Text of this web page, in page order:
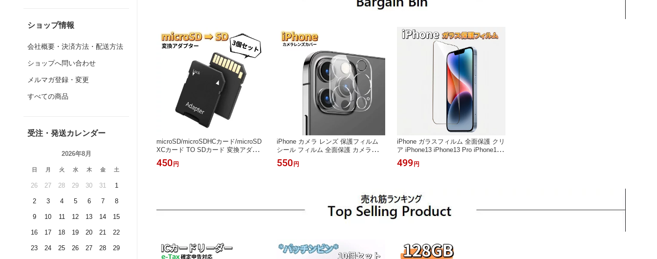
ショップ情報
会社概要・決済方法・配送方法
ショップへ問い合わせ
メルマガ登録・変更
すべての商品
受注・発送カレンダー
2026年8月
日 月 火 水 木 金 土
26 27 28 29 30 31 1
2 3 4 5 6 7 8
9 10 11 12 13 14 15
16 17 18 19 20 21 22
23 24 25 26 27 28 29
microSD/microSDHCカード/microSD
XCカード TO SDカード 変換アダプ
タ microSD→SD変換アダプター m
icrosd sd 変換 SDカード 変換アダプ
450 円
iPhone カメラ レンズ 保護フィルム
シール フィルム 全面保護 カメラカバ
ー レンズカバー iPhone13 iPhone13 i
Phone13 mini Pro iPhone13 ProMax i
550 円
iPhone ガラスフィルム 全面保護 クリ
ア iPhone13 iPhone13 Pro iPhone14 i
Phone14 Pro iPhone15 iPhone15 Pro i
Phone16 iPhone16 Pro iPhone17 iPho
紋防止
499 円